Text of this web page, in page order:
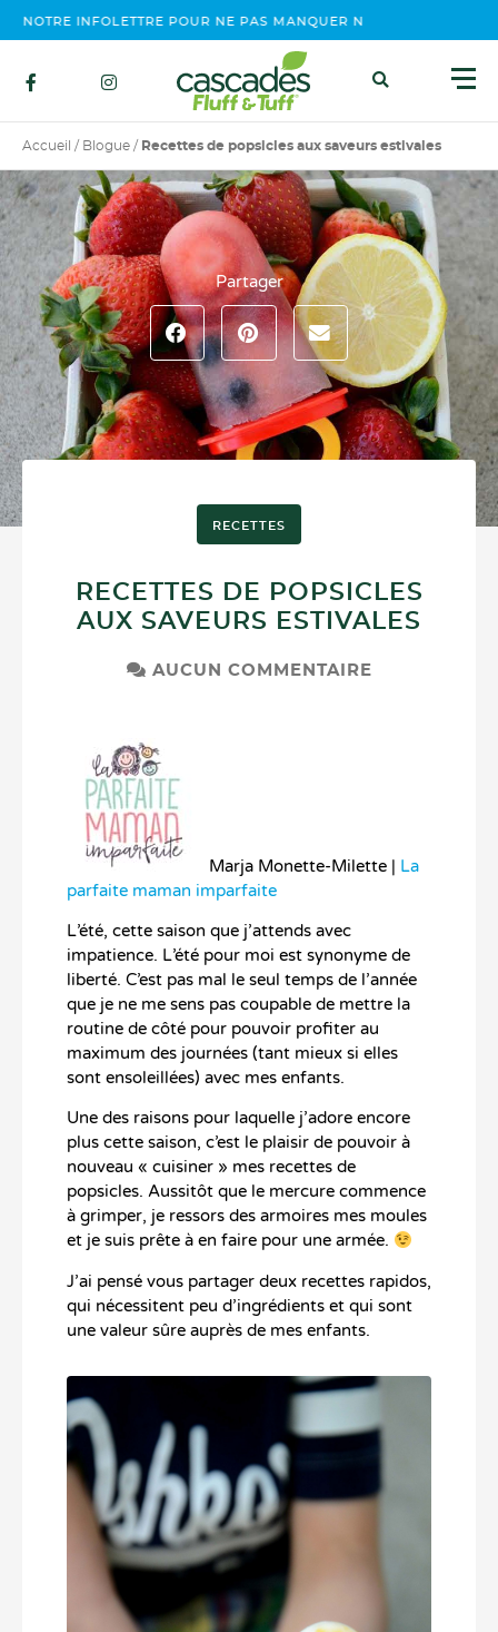
INFOLETTRE POUR NE PAS MANQUER NOS ÉVÉNEMENTS,
Accueil / Blogue / Recettes de popsicles aux saveurs estivales
Partager
RECETTES
RECETTES DE POPSICLES
AUX SAVEURS ESTIVALES
AUCUN COMMENTAIRE
Marja Monette-Milette | La
parfaite maman imparfaite
L’été, cette saison que j’attends avec
impatience. L’été pour moi est synonyme de
liberté. C’est pas mal le seul temps de l’année
que je ne me sens pas coupable de mettre la
routine de côté pour pouvoir profiter au
maximum des journées (tant mieux si elles
sont ensoleillées) avec mes enfants.
Une des raisons pour laquelle j’adore encore
plus cette saison, c’est le plaisir de pouvoir à
nouveau « cuisiner » mes recettes de
popsicles. Aussitôt que le mercure commence
à grimper, je ressors des armoires mes moules
et je suis prête à en faire pour une armée.
J’ai pensé vous partager deux recettes rapidos,
qui nécessitent peu d’ingrédients et qui sont
une valeur sûre auprès de mes enfants.